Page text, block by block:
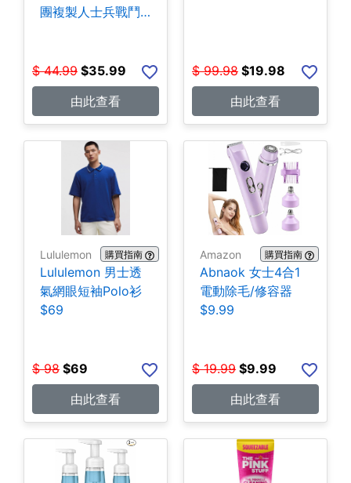
團複製人士兵戰鬥
$ 44.99 $35.99
由此查看
$ 99.98 $19.98
由此查看
Lululemon 購買指南
Lululemon 男士透
氣網眼短袖Polo衫
$69
$ 98 $69
由此查看
Amazon 購買指南
Abnaok 女士4合1
電動除毛/修容器
$9.99
$ 19.99 $9.99
由此查看